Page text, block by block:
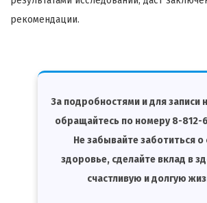
рекомендации.
За подробностями и для записи
обращайтесь по номеру 8-812-
Не забывайте заботиться о
здоровье, сделайте вклад в
счастливую и долгую